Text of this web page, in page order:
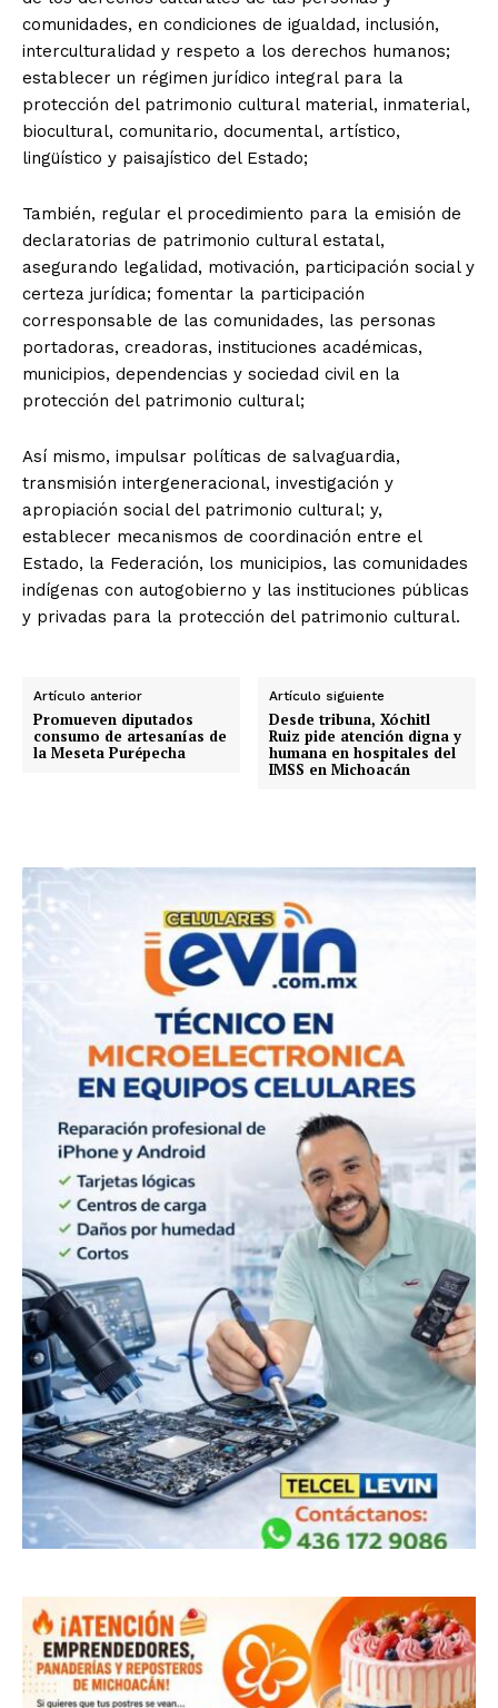
comunidades, en condiciones de igualdad, inclusión,
interculturalidad y respeto a los derechos humanos;
establecer un régimen jurídico integral para la
protección del patrimonio cultural material, inmaterial,
biocultural, comunitario, documental, artístico,
lingüístico y paisajístico del Estado;
También, regular el procedimiento para la emisión de
declaratorias de patrimonio cultural estatal,
asegurando legalidad, motivación, participación social y
certeza jurídica; fomentar la participación
corresponsable de las comunidades, las personas
portadoras, creadoras, instituciones académicas,
municipios, dependencias y sociedad civil en la
protección del patrimonio cultural;
Así mismo, impulsar políticas de salvaguardia,
transmisión intergeneracional, investigación y
apropiación social del patrimonio cultural; y,
establecer mecanismos de coordinación entre el
Estado, la Federación, los municipios, las comunidades
indígenas con autogobierno y las instituciones públicas
y privadas para la protección del patrimonio cultural.
Artículo anterior
Promueven diputados
consumo de artesanías de
la Meseta Purépecha
Artículo siguiente
Desde tribuna, Xóchitl
Ruiz pide atención digna y
humana en hospitales del
IMSS en Michoacán